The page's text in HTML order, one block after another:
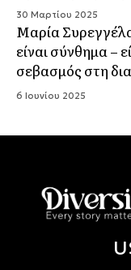
30 Μαρτίου 2025
Μαρία
είναι σύνθημα –
σεβασμός στη
6 Ιουνίου 2025